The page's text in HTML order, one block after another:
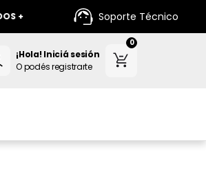
+ 12 CUOTAS SIN INTERES +
Soporte Técnico
¡Hola! Iniciá sesión
O podés registrarte
0